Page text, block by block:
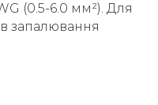
(0.5-6.0 мм²). Для
запалювання